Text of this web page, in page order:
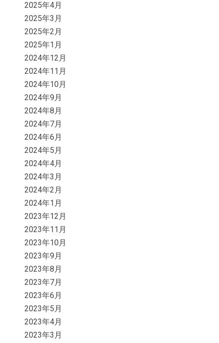
2025年4月
2025年3月
2025年2月
2025年1月
2024年12月
2024年11月
2024年10月
2024年9月
2024年8月
2024年7月
2024年6月
2024年5月
2024年4月
2024年3月
2024年2月
2024年1月
2023年12月
2023年11月
2023年10月
2023年9月
2023年8月
2023年7月
2023年6月
2023年5月
2023年4月
2023年3月